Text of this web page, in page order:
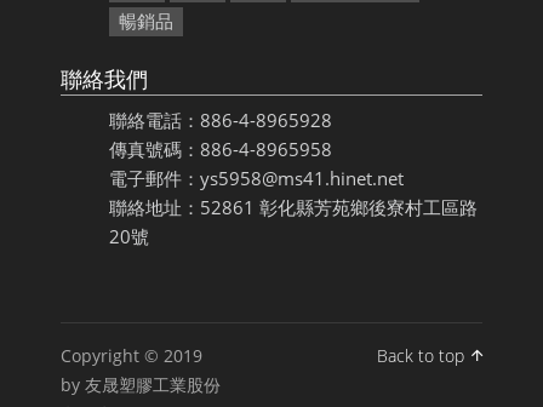
暢銷品
聯絡我們
聯絡電話：886-4-8965928
傳真號碼：886-4-8965958
電子郵件：ys5958@ms41.hinet.net
聯絡地址：52861 彰化縣芳苑鄉後寮村工區路
20號
Copyright © 2019
by 友晟塑膠工業股份
Back to top